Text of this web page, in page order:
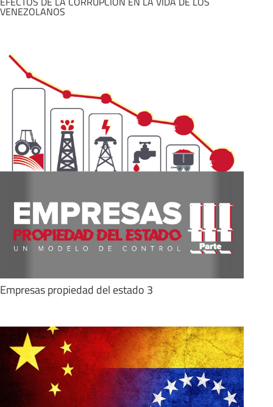
VENEZOLANOS
Empresas propiedad del estado 3